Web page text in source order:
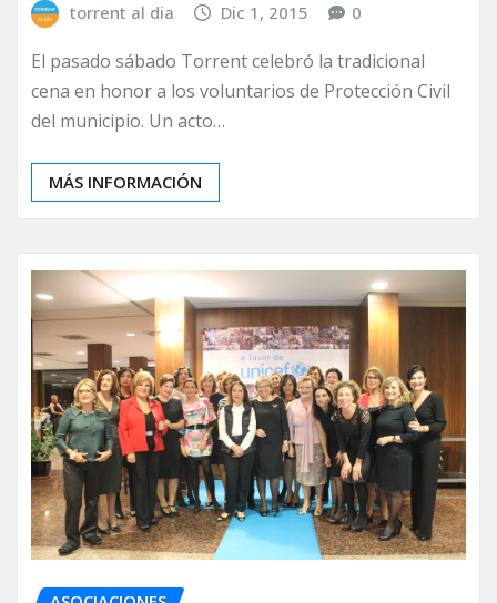
torrent al dia Dic 1, 2015 0
El pasado sábado Torrent celebró la tradicional
cena en honor a los voluntarios de Protección Civil
del municipio. Un acto…
MÁS INFORMACIÓN